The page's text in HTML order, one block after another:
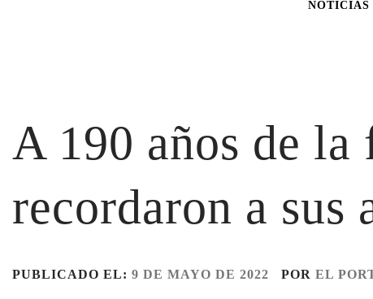
NOTICIAS
A 190 años de
recordaron a sus
PUBLICADO EL: 9 DE MAYO DE 2022 POR EL